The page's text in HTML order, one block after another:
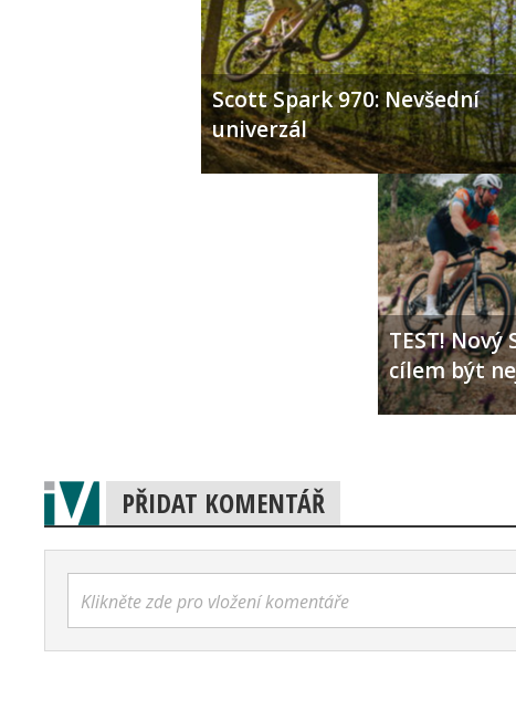
Scott Spark 970: Nevšední
univerzál
TEST! Nový
cílem být
PŘIDAT KOMENTÁŘ
Klikněte zde pro vložení komentáře